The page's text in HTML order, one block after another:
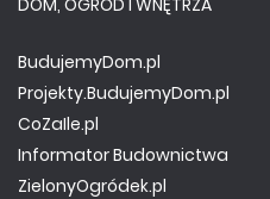
BudujemyDom.pl
Projekty.BudujemyDom.pl
CoZaIle.pl
Informator Budownictwa
ZielonyOgródek.pl